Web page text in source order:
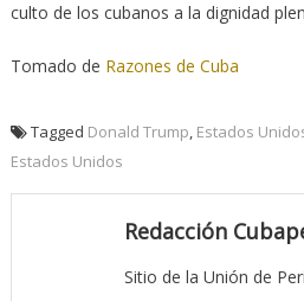
culto de los cubanos a la dignidad
Tomado de Razones de Cuba
Tagged Donald Trump, Estados
Estados Unidos
Redacción
Sitio de la Unión de